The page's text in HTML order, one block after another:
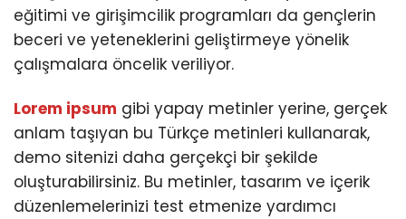
eğitimi ve girişimcilik programları da gençlerin
beceri ve yeteneklerini geliştirmeye yönelik
çalışmalara öncelik veriliyor.
Lorem ipsum gibi yapay metinler yerine, gerçek
anlam taşıyan bu Türkçe metinleri kullanarak,
demo sitenizi daha gerçekçi bir şekilde
oluşturabilirsiniz. Bu metinler, tasarım ve içerik
düzenlemelerinizi test etmenize yardımcı